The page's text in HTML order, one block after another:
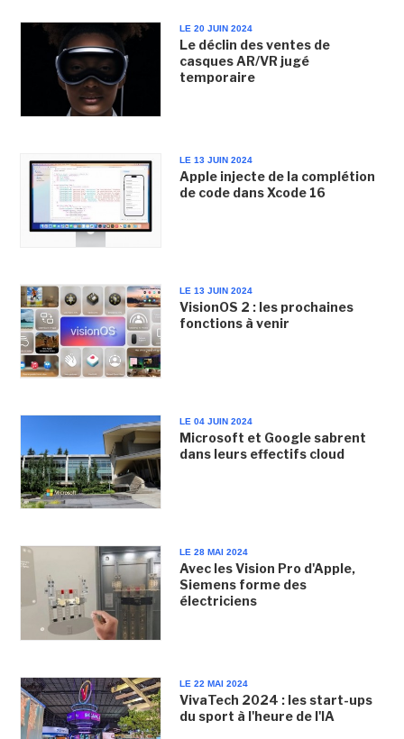
LE 20 JUIN 2024
Le déclin des ventes de
casques AR/VR jugé
temporaire
LE 13 JUIN 2024
Apple injecte de la complétion
de code dans Xcode 16
LE 13 JUIN 2024
VisionOS 2 : les prochaines
fonctions à venir
LE 04 JUIN 2024
Microsoft et Google sabrent
dans leurs effectifs cloud
LE 28 MAI 2024
Avec les Vision Pro d'Apple,
Siemens forme des
électriciens
LE 22 MAI 2024
VivaTech 2024 : les start-ups
du sport à l'heure de l'IA